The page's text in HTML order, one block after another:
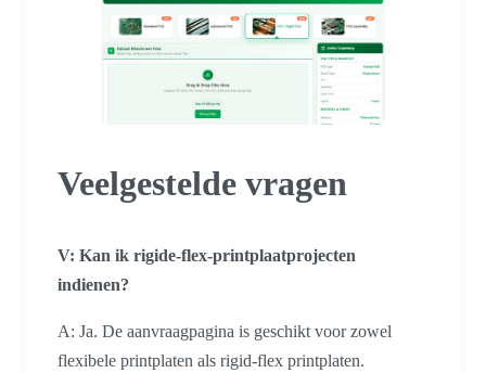
Veelgestelde vragen
V: Kan ik rigide-flex-printplaatprojecten
indienen?
A: Ja. De aanvraagpagina is geschikt voor zowel
flexibele printplaten als rigid-flex printplaten.